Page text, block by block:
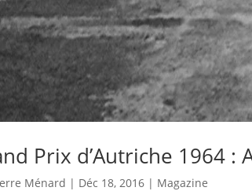
Prix d’Autriche 1964 :
Ménard | Déc 18, 2016 | Magazine